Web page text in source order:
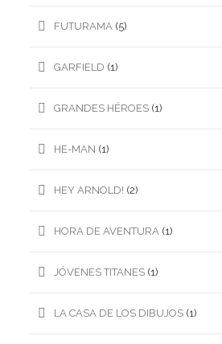
FUTURAMA (5)
GARFIELD (1)
GRANDES HÉROES (1)
HE-MAN (1)
HEY ARNOLD! (2)
HORA DE AVENTURA (1)
JÓVENES TITANES (1)
LA CASA DE LOS DIBUJOS (1)